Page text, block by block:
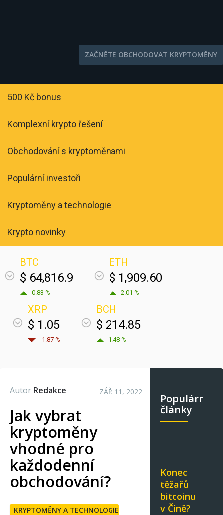
ZAČNĚTE OBCHODOVAT KRYPTOMĚNY
500 Kč bonus
Komplexní krypto řešení
Obchodování s kryptoměnami
Populární investoři
Kryptoměny a technologie
Krypto novinky
BTC
$ 64,816.9
0.83 %
ETH
$ 1,909.60
2.01 %
XRP
$ 1.05
-1.87 %
BCH
$ 214.85
1.48 %
Autor Redakce ZÁŘ 11, 2022
Jak vybrat
kryptoměny
vhodné pro
každodenní
obchodování?
KRYPTOMĚNY A TECHNOLOGIE
Populární
články
Konec
těžařů
bitcoinu
v Číně?